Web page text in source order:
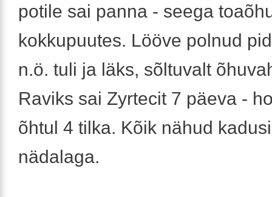
potile sai panna - seega
kokkupuutes. Lööve polnud
n.ö. tuli ja läks, sõltuvalt
Raviks sai Zyrtecit 7 päeva -
õhtul 4 tilka. Kõik nähud
nädalaga.